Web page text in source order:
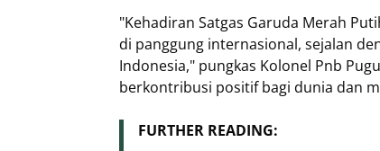
"Kehadiran Satgas Garuda Merah
di panggung internasional, sejalan
Indonesia," pungkas Kolonel Pnb
berkontribusi positif bagi dunia dan
FURTHER READING: